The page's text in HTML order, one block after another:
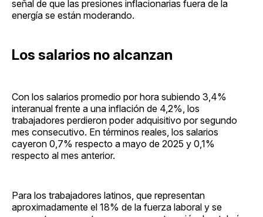
señal de que las presiones inflacionarias fuera de la
energía se están moderando.
Los salarios no alcanzan
Con los salarios promedio por hora subiendo 3,4%
interanual frente a una inflación de 4,2%, los
trabajadores perdieron poder adquisitivo por segundo
mes consecutivo. En términos reales, los salarios
cayeron 0,7% respecto a mayo de 2025 y 0,1%
respecto al mes anterior.
Para los trabajadores latinos, que representan
aproximadamente el 18% de la fuerza laboral y se